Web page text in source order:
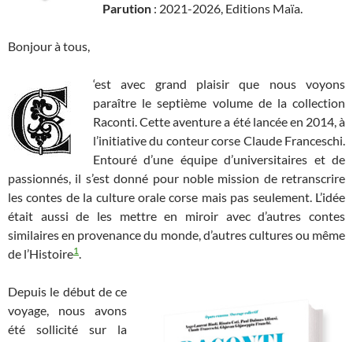
Parution : 2021-2026, Editions Maïa.
Bonjour à tous,
‘est avec grand plaisir que nous voyons
paraître le septième volume de la collection
Raconti. Cette aventure a été lancée en 2014, à
l’initiative du conteur corse Claude Franceschi.
Entouré d’une équipe d’universitaires et de
passionnés, il s’est donné pour noble mission de retranscrire
les contes de la culture orale corse mais pas seulement. L’idée
était aussi de les mettre en miroir avec d’autres contes
similaires en provenance du monde, d’autres cultures ou même
de l’Histoire1.
Depuis le début de ce
voyage, nous avons
été sollicité sur la